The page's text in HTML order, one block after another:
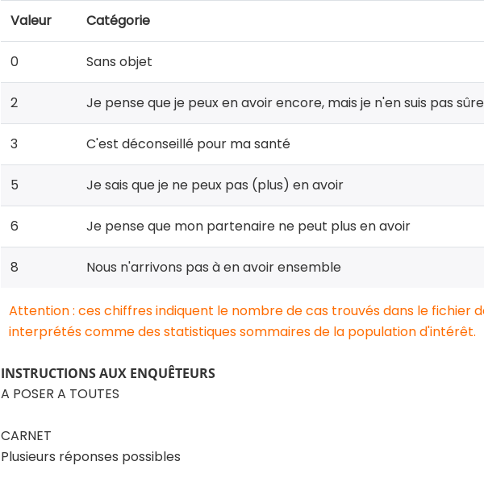
Valeur Catégorie
0 Sans objet
2 Je pense que je peux en avoir encore, mais je n'en suis pas sûre
3 C'est déconseillé pour ma santé
5 Je sais que je ne peux pas (plus) en avoir
6 Je pense que mon partenaire ne peut plus en avoir
8 Nous n'arrivons pas à en avoir ensemble
Attention : ces chiffres indiquent le nombre de cas trouvés dans le fichier
interprétés comme des statistiques sommaires de la population d'intérêt.
INSTRUCTIONS AUX ENQUÊTEURS
A POSER A TOUTES
CARNET
Plusieurs réponses possibles